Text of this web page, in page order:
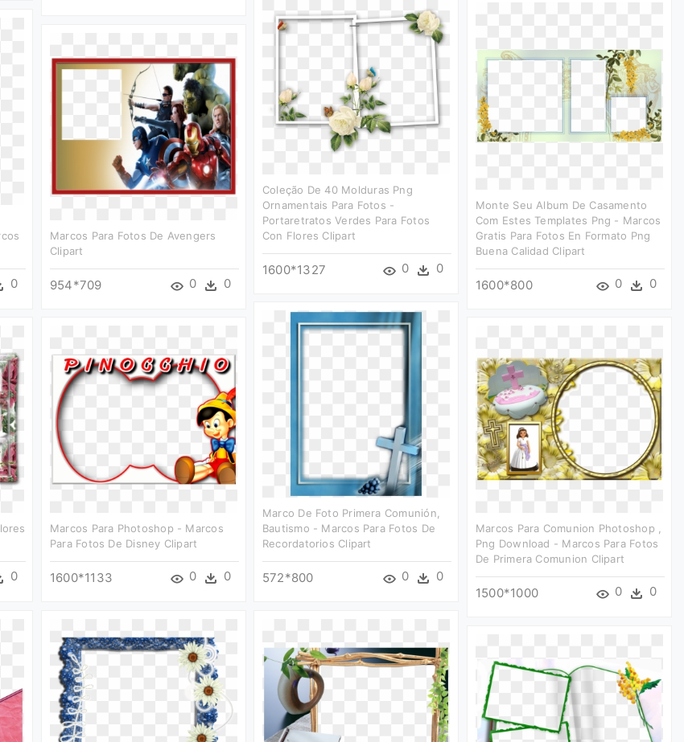
Coleção De 40 Molduras Png
Ornamentais Para Fotos -
Portaretratos Verdes Para Fotos
Con Flores Clipart
1600*1327 0 0
Monte Seu Album De Casamento
Com Estes Templates Png - Marcos
Gratis Para Fotos En Formato Png
Buena Calidad Clipart
1600*800 0 0
0
Marcos Para Fotos De Avengers
Clipart
954*709 0 0
Marco De Foto Primera Comunión,
Bautismo - Marcos Para Fotos De
Recordatorios Clipart
572*800 0 0
0
Marcos Para Photoshop - Marcos
Para Fotos De Disney Clipart
1600*1133 0 0
Marcos Para Comunion Photoshop ,
Png Download - Marcos Para Fotos
De Primera Comunion Clipart
1500*1000 0 0